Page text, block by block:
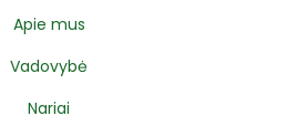
Apie mus
Vadovybė
Nariai